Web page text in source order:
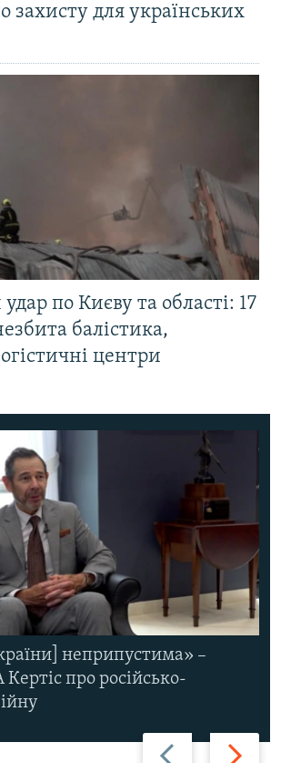
захисту для українських
по Києву та області: 17
балістика,
центри
Назад Вперед
неприпустима» –
про російсько-